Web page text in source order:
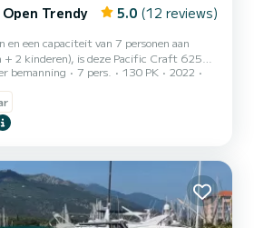
Trendy 5.0 (12 reviews)
en een capaciteit van 7 personen aan
+ 2 kinderen), is deze Pacific Craft 625
Yamaha 130pk 4-takt injectiemotor
Zijn zeer prestatiegerichte en
maken van deze Franse Open
markt in zijn categorie! Aan boord
zonnedek dat de hele voorkant van de
bemanning 7 pers. 130 PK
2022